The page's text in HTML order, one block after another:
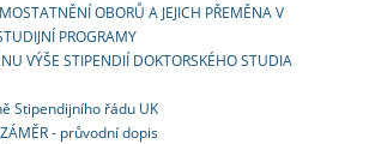
OBORŮ A JEJICH PŘEMĚNA V
PROGRAMY
VÝŠE STIPENDIÍ DOKTORSKÉHO STUDIA
Stipendijního řádu UK
- průvodní dopis